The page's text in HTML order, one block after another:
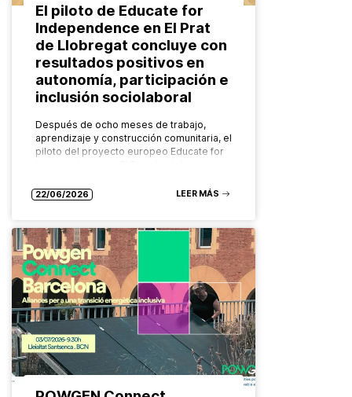
El piloto de Educate for
Independence en El Prat
de Llobregat concluye con
resultados positivos en
autonomía, participación e
inclusión sociolaboral
Después de ocho meses de trabajo,
aprendizaje y construcción comunitaria, el
piloto del proyecto europeo Educate for
22/06/2026 LEER MÁS